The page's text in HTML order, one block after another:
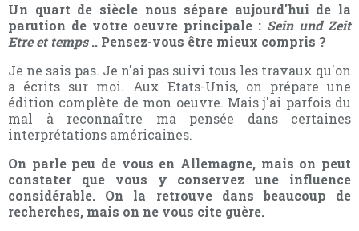
Un quart de siècle nous sépare aujourd'hui de la
parution de votre oeuvre principale : Sein und Zeit
Etre et temps.. Pensez-vous être mieux compris ?
Je ne sais pas. Je n'ai pas suivi tous les travaux qu'on
a écrits sur moi. Aux Etats-Unis, on prépare une
édition complète de mon oeuvre. Mais j'ai parfois du
mal à reconnaître ma pensée dans certaines
interprétations américaines.
On parle peu de vous en Allemagne, mais on peut
constater que vous y conservez une influence
considérable. On la retrouve dans beaucoup de
recherches, mais on ne vous cite guère.